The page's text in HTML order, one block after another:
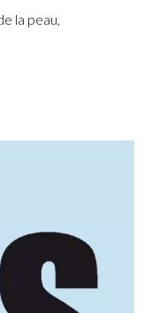
la peau,